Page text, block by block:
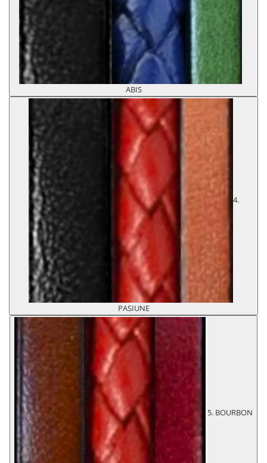
ABIS
4.
PASIUNE
5. BOURBON